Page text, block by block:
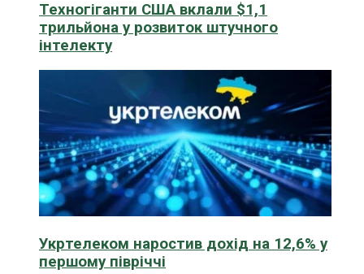
Техногіганти США вклали $1,1
трильйона у розвиток штучного
інтелекту
Укртелеком наростив дохід на 12,6% у
першому півріччі